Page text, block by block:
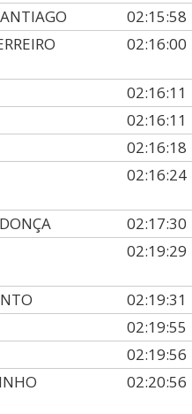
02:15:58
02:16:00
02:16:11
02:16:11
02:16:18
02:16:24
02:17:30
02:19:29
02:19:31
02:19:55
02:19:56
02:20:56